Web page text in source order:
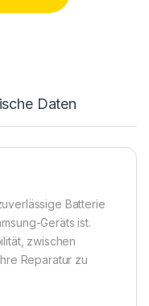
Daten
Batterie
Geräts ist.
zwischen
Reparatur zu